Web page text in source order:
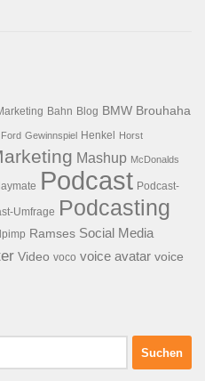
Bahn Blog BMW Brouhaha
Ford Gewinnspiel Henkel Horst
Mashup McDonalds
Podcast Podcast-
Umfrage Podcasting
Ramses Social Media
Video voco voice avatar voice